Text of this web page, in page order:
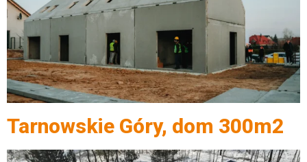
Tarnowskie Góry, dom 300m2